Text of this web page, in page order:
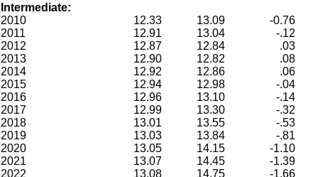
Intermediate:
2010
12.33 13.09
-0.76
2011
12.91 13.04
-.12
2012
12.87 12.84
.03
2013
12.90 12.82
.08
2014
12.92 12.86
.06
2015
12.94 12.98
-.04
2016
12.96 13.10
-.14
2017
12.99 13.30
-.32
2018
13.01 13.55
-.53
2019
13.03 13.84
-.81
2020
13.05 14.15
-1.10
2021
13.07 14.45
-1.39
2022
13.08 14.75
-1.66